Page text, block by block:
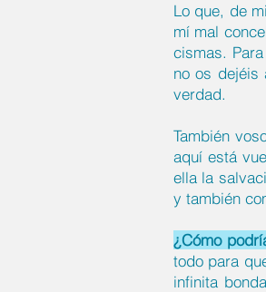
Lo que, de
mí mal
cismas.
no os dejéis
verdad.
También
aquí está
ella la
y también
¿Cómo
todo para
infinita